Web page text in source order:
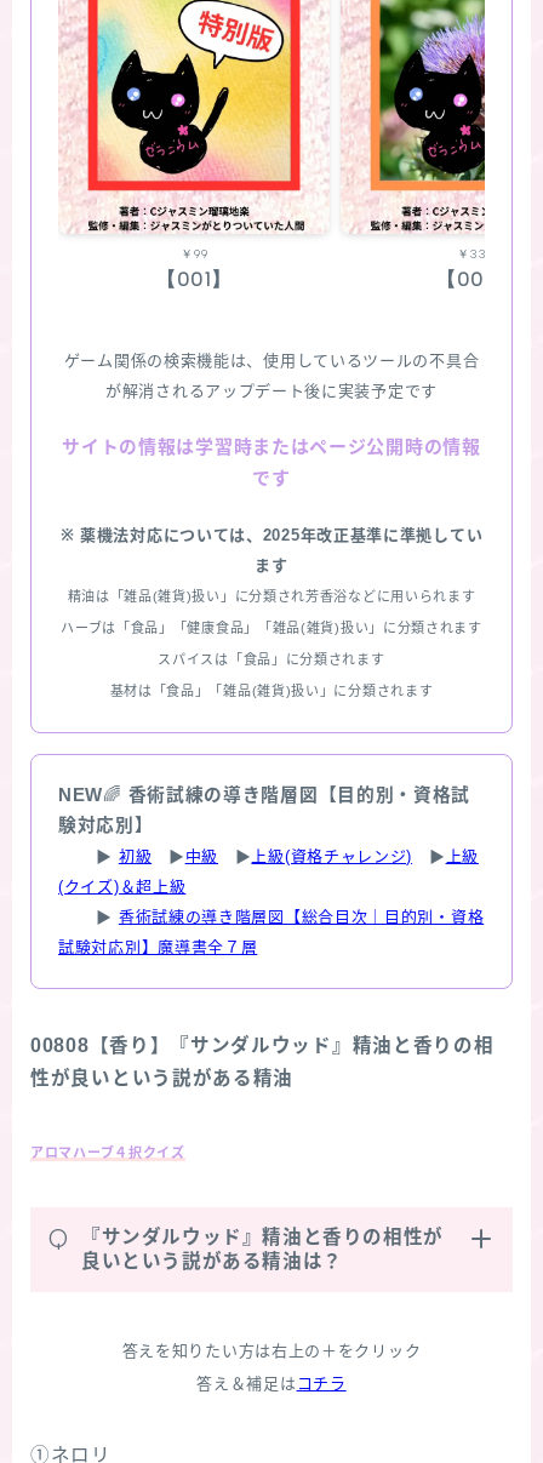
￥99
【001】
￥330
【002】
ゲーム関係の検索機能は、使用しているツールの不具合
が解消されるアップデート後に実装予定です
サイトの情報は学習時またはページ公開時の情報
です
※ 薬機法対応については、2025年改正基準に準拠してい
ます
精油は「雑品(雑貨)扱い」に分類され芳香浴などに用いられます
ハーブは「食品」「健康食品」「雑品(雑貨)扱い」に分類されます
スパイスは「食品」に分類されます
基材は「食品」「雑品(雑貨)扱い」に分類されます
NEW🌈 香術試練の導き階層図【目的別・資格試
験対応別】
▶ 初級 ▶ 中級 ▶ 上級(資格チャレンジ) ▶ 上級
(クイズ)＆超上級
▶ 香術試練の導き階層図【総合目次｜目的別・資格
試験対応別】魔導書全７層
00808【香り】『サンダルウッド』精油と香りの相
性が良いという説がある精油
アロマハーブ４択クイズ
Q
『サンダルウッド』精油と香りの相性が
良いという説がある精油は？
答えを知りたい方は右上の＋をクリック
答え＆補足は コチラ
①ネロリ